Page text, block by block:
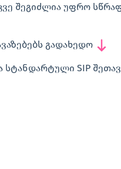
შეგიძლია უფრო
გადახედო
SIP